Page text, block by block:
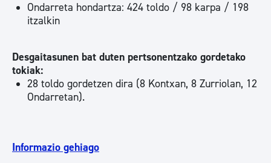
Ondarreta hondartza: 424 toldo / 98 karpa / 198
itzalkin
Desgaitasunen bat duten pertsonentzako gordetako
tokiak:
28 toldo gordetzen dira (8 Kontxan, 8 Zurriolan, 12
Ondarretan).
Informazio gehiago